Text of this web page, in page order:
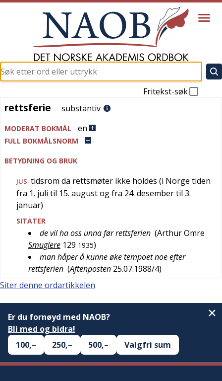
Fritekst-søk
rettsferie
rettsferie substantiv
MODERAT BOKMÅL en
FULL BOKMÅLSNORM
BETYDNING OG BRUK
JUS tidsrom da rettsmøter ikke holdes (i Norge tiden
fra 1. juli til 15. august og fra 24. desember til 3.
januar)
SITATER
de vil ha oss unna før rettsferien (Arthur Omre
Smuglere 129 1935)
man håper å kunne øke tempoet noe efter
rettsferien (Aftenposten 25.07.1988/4)
Siter denne ordartikkelen
Er du fornøyd med NAOB?
Bli med og bidra!
100,–
250,– 500,– Valgfri sum